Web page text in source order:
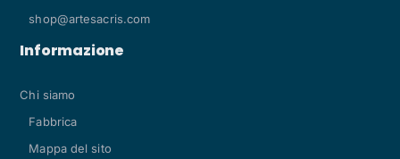
shop@artesacris.com
Informazione
Chi siamo
Fabbrica
Mappa del sito